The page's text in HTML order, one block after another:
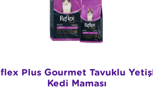
Plus Gourmet Tavuklu
Kedi Maması